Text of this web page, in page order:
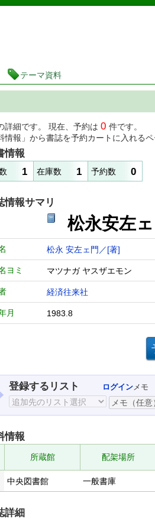
図書館 蔵書検索・予約システム
テーマ資料
詳細です。 現在、予約は 0 件です。
情報」から書誌を予約カートに入れる
情報
1 在庫数 1 予約数 0
情報サマリ
松永安左
松永 安左ェ門／[著]
ヨミ マツナガ ヤスザエモン
経済往来社
月 1983.8
登録するリスト ログインメモ
情報
所蔵館 配架場所
中央図書館 一般書庫
詳細